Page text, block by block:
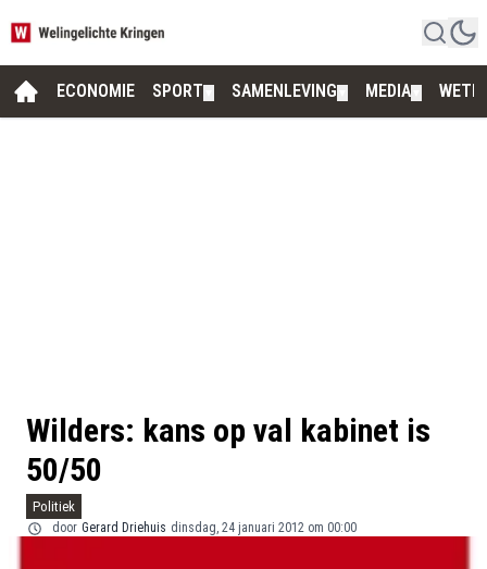
ECONOMIE SPORT SAMENLEVING MEDIA
Wilders: kans op val kabinet is
50/50
Politiek
door Gerard Driehuis dinsdag, 24 januari 2012 om 00:00